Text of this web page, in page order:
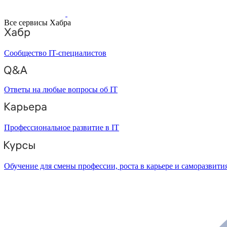
Все сервисы Хабра
Сообщество IT-специалистов
Ответы на любые вопросы об IT
Профессиональное развитие в IT
Обучение для смены профессии, роста в карьере и